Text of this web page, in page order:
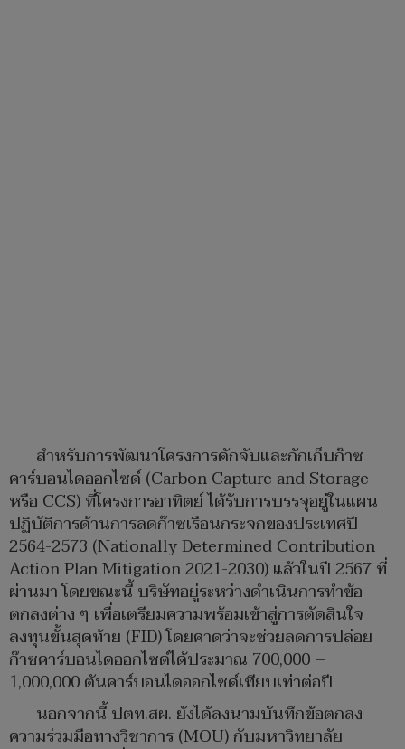
สำหรับการพัฒนาโครงการดักจับและกักเก็บก๊าซ
คาร์บอนไดออกไซด์ (Carbon Capture and Storage
หรือ CCS) ที่โครงการอาทิตย์ ได้รับการบรรจุอยู่ในแผน
ปฏิบัติการด้านการลดก๊าซเรือนกระจกของประเทศปี
2564-2573 (Nationally Determined Contribution
Action Plan Mitigation 2021-2030) แล้วในปี 2567 ที่
ผ่านมา โดยขณะนี้ บริษัทอยู่ระหว่างดำเนินการทำข้อ
ตกลงต่าง ๆ เพื่อเตรียมความพร้อมเข้าสู่การตัดสินใจ
ลงทุนขั้นสุดท้าย (FID) โดยคาดว่าจะช่วยลดการปล่อย
ก๊าซคาร์บอนไดออกไซด์ได้ประมาณ 700,000 –
1,000,000 ตันคาร์บอนไดออกไซด์เทียบเท่าต่อปี
นอกจากนี้ ปตท.สผ. ยังได้ลงนามบันทึกข้อตกลง
ความร่วมมือทางวิชาการ (MOU) กับมหาวิทยาลัย